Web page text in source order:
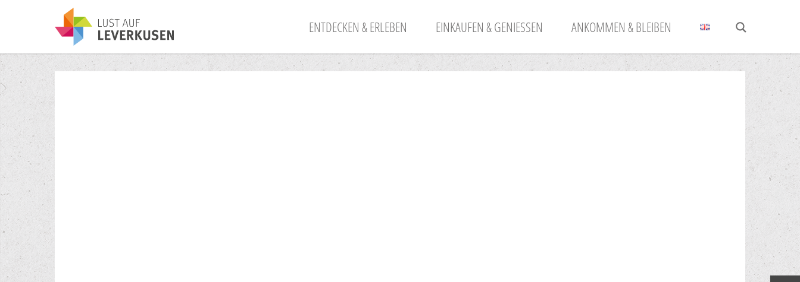
ENTDECKEN & ERLEBEN EINKAUFEN & GENIESSEN ANKOMMEN & BLEIBEN